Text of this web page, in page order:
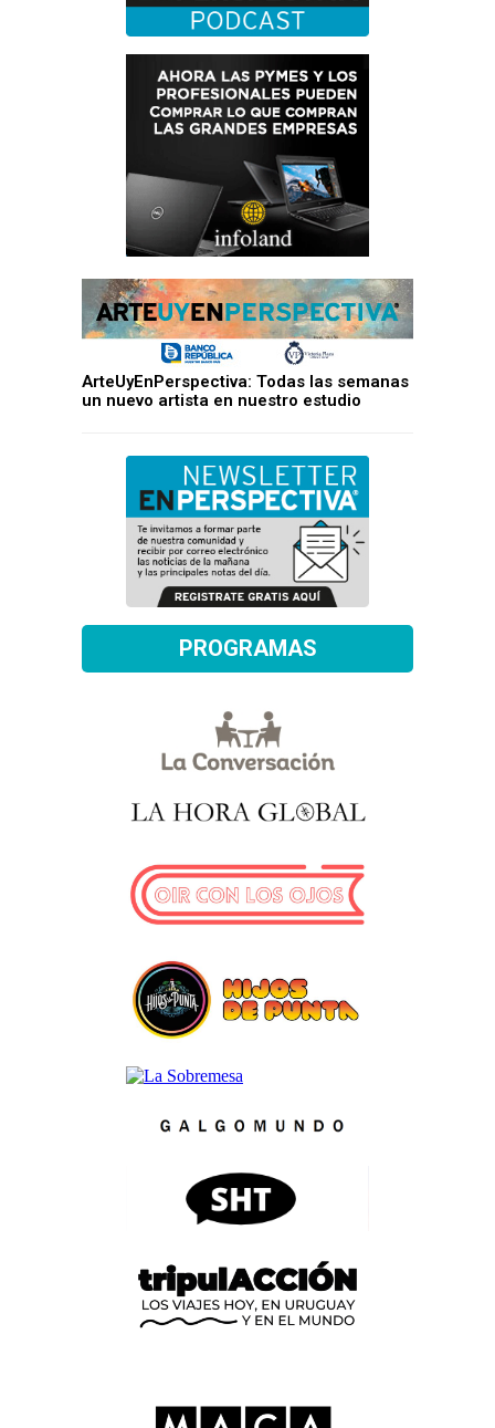
ArteUyEnPerspectiva: Todas las semanas
un nuevo artista en nuestro estudio
PROGRAMAS